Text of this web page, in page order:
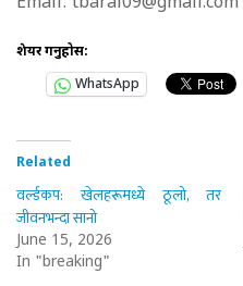
शेयर गर्नुहोस:
WhatsApp
Related
वर्ल्डकप: खेलहरूमध्ये ठूलो, तर
जीवनभन्दा सानो
June 15, 2026
In "breaking"